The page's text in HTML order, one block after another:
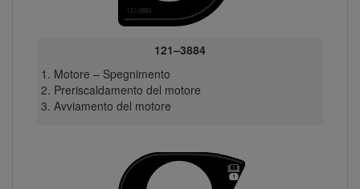
121–3884
Motore – Spegnimento
Preriscaldamento del motore
Avviamento del motore